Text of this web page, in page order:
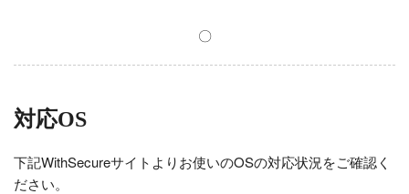
〇
対応OS
下記WithSecureサイトよりお使いのOSの対応状況をご確認く
ださい。